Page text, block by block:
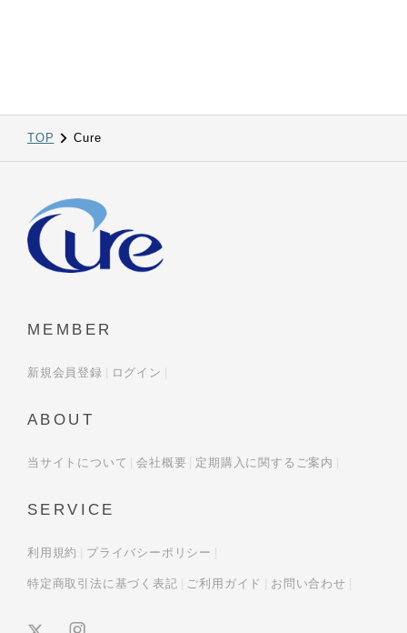
TOP Cure
MEMBER
新規会員登録 ログイン
ABOUT
当サイトについて 会社概要 定期購入に関するご案内
SERVICE
利用規約 プライバシーポリシー
特定商取引法に基づく表記 ご利用ガイド お問い合わせ